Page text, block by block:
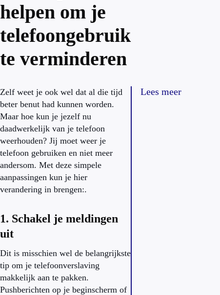
helpen om je
telefoongebruik
te verminderen
Zelf weet je ook wel dat al die tijd
beter benut had kunnen worden.
Maar hoe kun je jezelf nu
daadwerkelijk van je telefoon
weerhouden? Jij moet weer je
telefoon gebruiken en niet meer
andersom. Met deze simpele
aanpassingen kun je hier
verandering in brengen:.
1. Schakel je meldingen
uit
Dit is misschien wel de belangrijkste
tip om je telefoonverslaving
makkelijk aan te pakken.
Pushberichten op je beginscherm of
Lees meer